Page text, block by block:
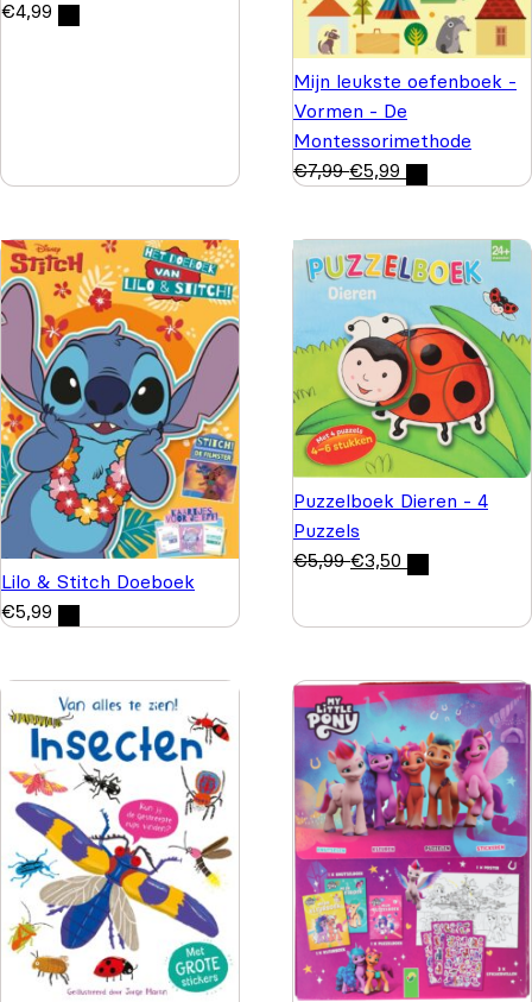
€4,99
Mijn leukste oefenboek -
Vormen - De
Montessorimethode
€7,99 €5,99
Lilo & Stitch Doeboek
€5,99
Puzzelboek Dieren - 4
Puzzels
€5,99 €3,50